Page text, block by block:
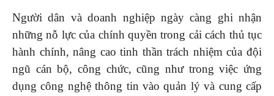
Người dân và doanh nghiệp ngày càng ghi nhận
những nỗ lực của chính quyền trong cải cách thủ tục
hành chính, nâng cao tinh thần trách nhiệm của đội
ngũ cán bộ, công chức, cũng như trong việc ứng
dụng công nghệ thông tin vào quản lý và cung cấp